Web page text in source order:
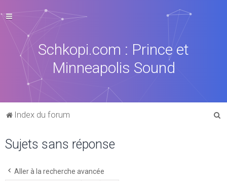
Schkopi.com : Prince et
Minneapolis Sound
Index du forum
Sujets sans réponse
Aller à la recherche avancée